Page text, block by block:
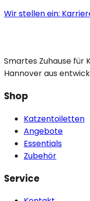
Wir stellen ein:
Smartes Zuhause für
Hannover aus
Shop
Katzentoiletten
Angebote
Essentials
Zubehör
Service